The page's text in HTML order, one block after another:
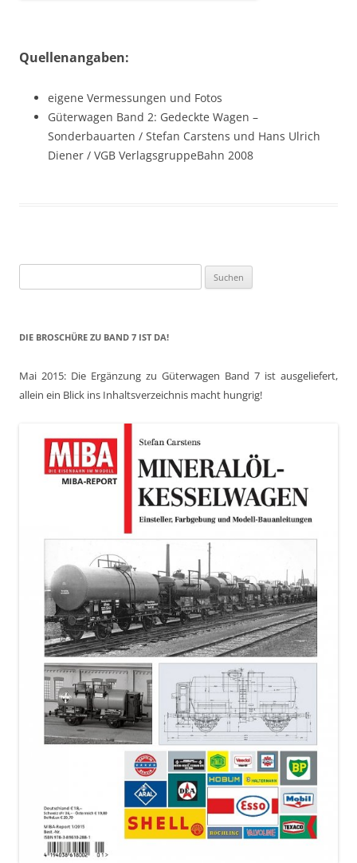
Quellenangaben:
eigene Vermessungen und Fotos
Güterwagen Band 2: Gedeckte Wagen –
Sonderbauarten / Stefan Carstens und Hans Ulrich
Diener / VGB VerlagsgruppeBahn 2008
nach:
DIE BROSCHÜRE ZU BAND 7 IST DA!
Mai 2015: Die Ergänzung zu Güterwagen Band 7 ist ausgeliefert,
allein ein Blick ins Inhaltsverzeichnis macht hungrig!